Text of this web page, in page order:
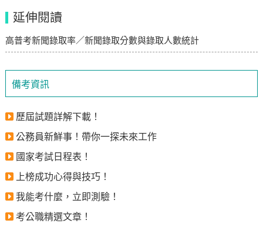
備考資訊
歷屆試題詳解下載！
公務員新鮮事！帶你一探未來工作
國家考試日程表！
上榜成功心得與技巧！
我能考什麼，立即測驗！
考公職精選文章！
延伸閱讀
高普考新聞錄取率／新聞錄取分數與錄取人數統計